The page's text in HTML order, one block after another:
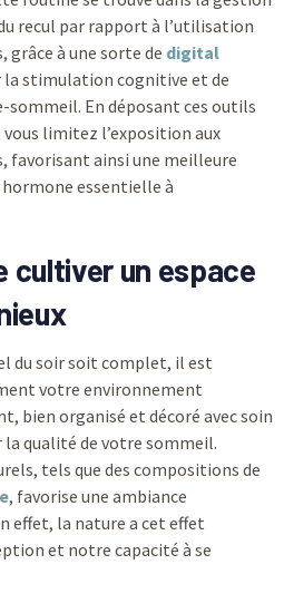
recul par rapport à l’utilisation
grâce à une sorte de digital
la stimulation cognitive et de
sommeil. En déposant ces outils
limitez l’exposition aux
favorisant ainsi une meilleure
essentielle à
cultiver un espace
du soir soit complet, il est
votre environnement
bien organisé et décoré avec soin
qualité de votre sommeil.
tels que des compositions de
, favorise une ambiance
effet, la nature a cet effet
et notre capacité à se